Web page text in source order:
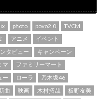
photo povo2.0
TVCM
アニメ
イベント
タビュー
キャンペーン
マ
ファミリーマート
ー ローラ
乃木坂46
曲 映画 木村拓哉
板野友美